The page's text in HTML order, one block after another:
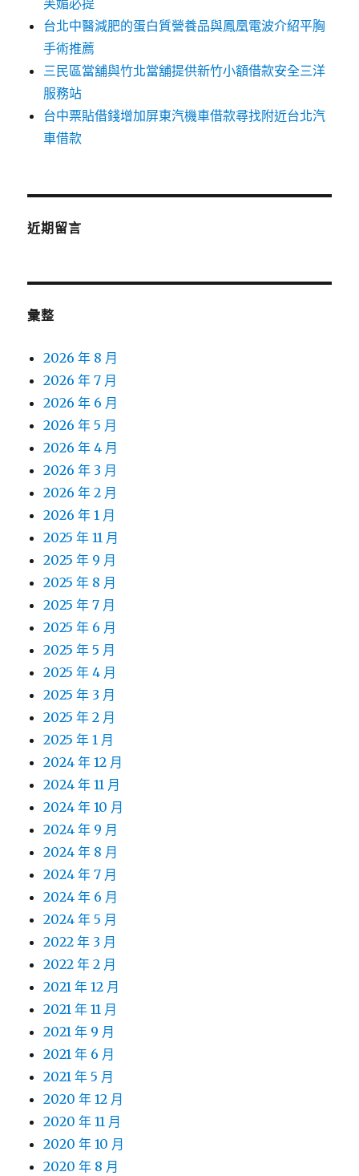
芙媚必提
台北中醫減肥的蛋白質營養品與鳳凰電波介紹平胸
手術推薦
三民區當舖與竹北當舖提供新竹小額借款安全三洋
服務站
台中票貼借錢增加屏東汽機車借款尋找附近台北汽
車借款
近期留言
彙整
2026 年 8 月
2026 年 7 月
2026 年 6 月
2026 年 5 月
2026 年 4 月
2026 年 3 月
2026 年 2 月
2026 年 1 月
2025 年 11 月
2025 年 9 月
2025 年 8 月
2025 年 7 月
2025 年 6 月
2025 年 5 月
2025 年 4 月
2025 年 3 月
2025 年 2 月
2025 年 1 月
2024 年 12 月
2024 年 11 月
2024 年 10 月
2024 年 9 月
2024 年 8 月
2024 年 7 月
2024 年 6 月
2024 年 5 月
2022 年 3 月
2022 年 2 月
2021 年 12 月
2021 年 11 月
2021 年 9 月
2021 年 6 月
2021 年 5 月
2020 年 12 月
2020 年 11 月
2020 年 10 月
2020 年 8 月